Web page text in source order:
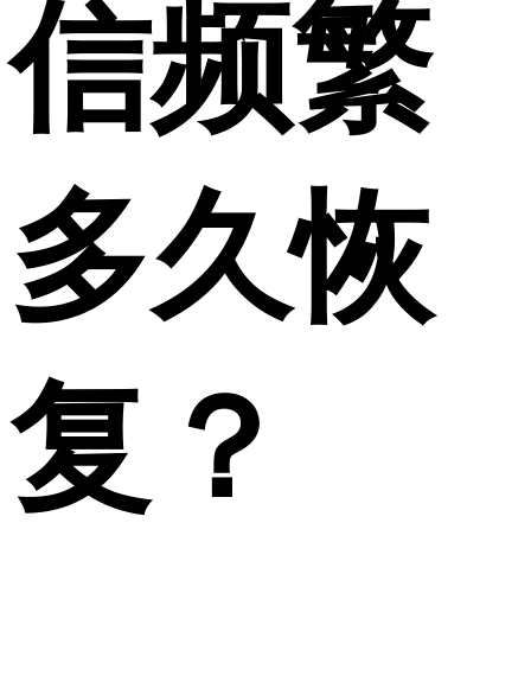
信频繁
多久恢
复？